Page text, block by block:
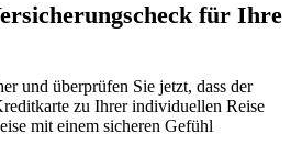
für Ihre
und überprüfen Sie jetzt, dass der
zu Ihrer individuellen Reise
mit einem sicheren Gefühl